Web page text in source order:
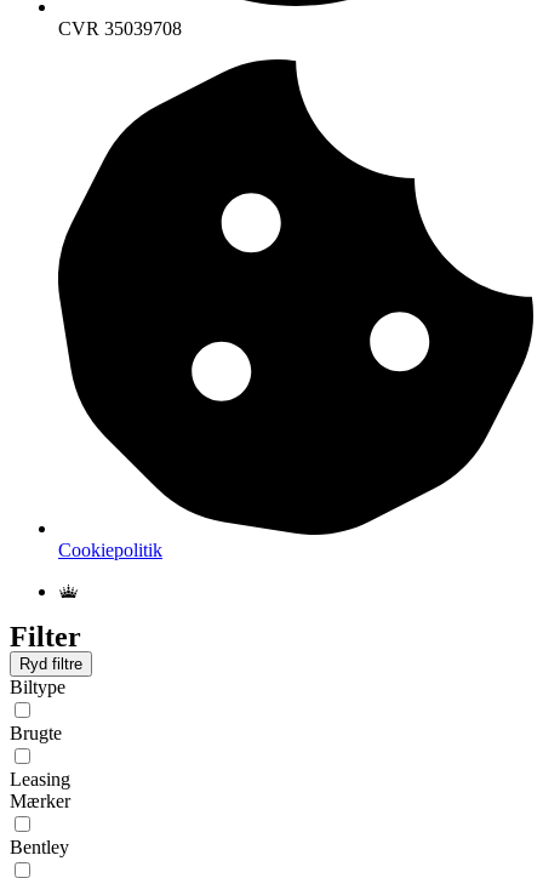
CVR 35039708
Cookiepolitik
Filter
Ryd filtre
Biltype
Brugte
Leasing
Mærker
Bentley